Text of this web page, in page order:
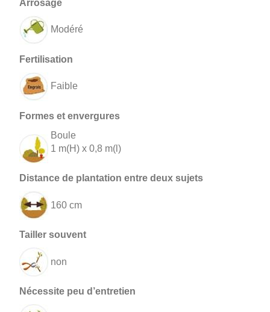
Modéré
Faible
Boule
1 m(H) x 0,8 m(l)
160 cm
non